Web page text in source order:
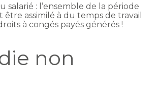
salarié : l’ensemble de la période
assimilé à du temps de travail
à congés payés générés !
non